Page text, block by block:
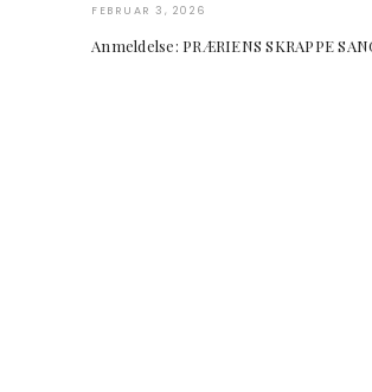
FEBRUAR 3, 2026
Anmeldelse: PRÆRIENS